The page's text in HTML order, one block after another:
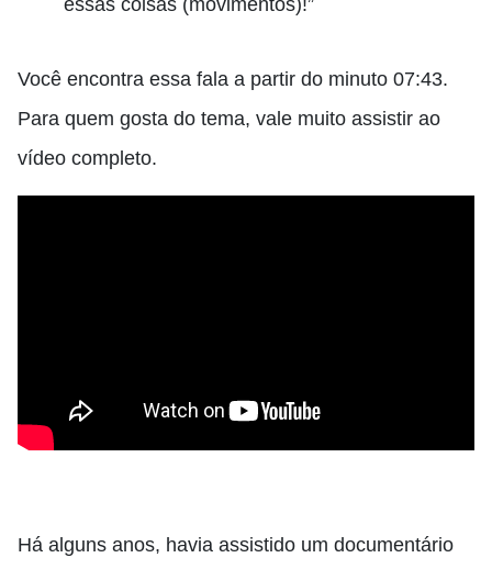
essas coisas (movimentos)!”
Você encontra essa fala a partir do minuto 07:43.
Para quem gosta do tema, vale muito assistir ao
vídeo completo.
Há alguns anos, havia assistido um documentário